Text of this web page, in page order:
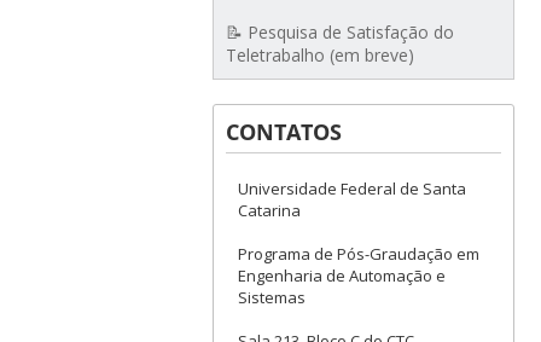
📝 Pesquisa de Satisfação do
Teletrabalho (em breve)
CONTATOS
Universidade Federal de Santa
Catarina
Programa de Pós-Graudação em
Engenharia de Automação e
Sistemas